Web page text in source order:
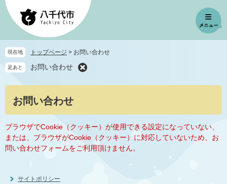
ペ
先
頭
メ
を
飛
文
現在地 トップページ > お問い合わせ
足あと お問い合わせ
お問い合わせ
ブラウザでCookie（クッキー）が使用できる設定になっていない、
または、ブラウザがCookie（クッキー）に対応していないため、お
問い合わせフォームをご利用頂けません。
サイトポリシー